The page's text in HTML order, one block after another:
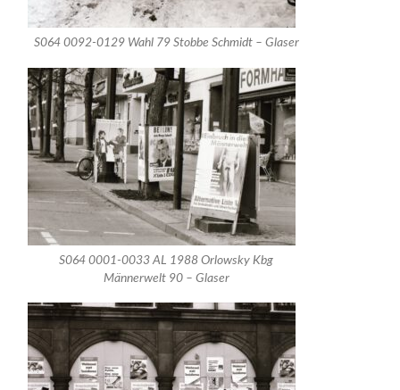
S064 0092-0129 Wahl 79 Stobbe Schmidt – Glaser
S064 0001-0033 AL 1988 Orlowsky Kbg
Männerwelt 90 – Glaser